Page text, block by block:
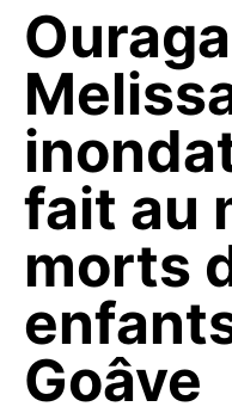
fait au
morts
Goâve